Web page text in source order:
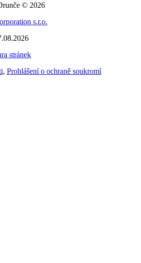
© 2026
s.r.o.
stránek
, Prohlášení o ochraně soukromí